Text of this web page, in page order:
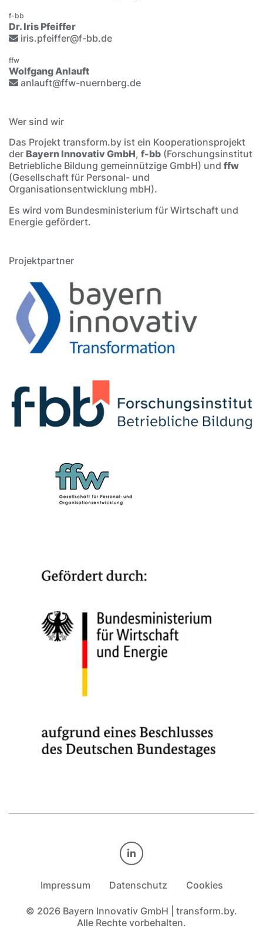
f-bb
Dr. Iris Pfeiffer
iris.pfeiffer@f-bb.de
ffw
Wolfgang Anlauft
anlauft@ffw-nuernberg.de
Wer sind wir
Das Projekt transform.by ist ein Kooperationsprojekt
der Bayern Innovativ GmbH, f-bb (Forschungsinstitut
Betriebliche Bildung gemeinnützige GmbH) und ffw
(Gesellschaft für Personal- und
Organisationsentwicklung mbH).
Es wird vom Bundesministerium für Wirtschaft und
Energie gefördert.
Projektpartner
TRANSFORM.BY AUF
Impressum Datenschutz Cookies
© 2026 Bayern Innovativ GmbH | transform.by.
Alle Rechte vorbehalten.